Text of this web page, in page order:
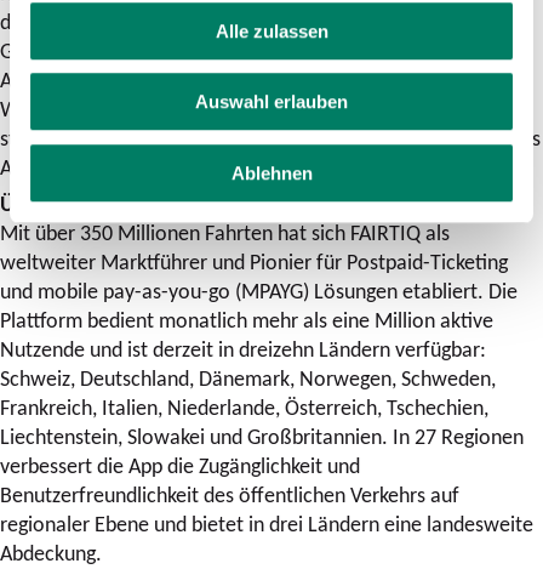
Alle zulassen
Auswahl erlauben
Ablehnen
datengestützten Erkenntnissen verbinden, machen wir aus
Gelegenheitsfahrgästen loyale Stammkunden. Diese
Auszeichnung bestätigt, dass Einfachheit ein entscheidender
Wachstumstreiber für den öffentlichen Verkehrs ist. Wir sind
stolz, dass wir in dieser neu geschaffenen Kategorie ein erstes
Ausrufezeichen setzen konnten.“
Über FAIRTIQ
Mit über 350 Millionen Fahrten hat sich FAIRTIQ als
weltweiter Marktführer und Pionier für Postpaid-Ticketing
und mobile pay-as-you-go (MPAYG) Lösungen etabliert. Die
Plattform bedient monatlich mehr als eine Million aktive
Nutzende und ist derzeit in dreizehn Ländern verfügbar:
Schweiz, Deutschland, Dänemark, Norwegen, Schweden,
Frankreich, Italien, Niederlande, Österreich, Tschechien,
Liechtenstein, Slowakei und Großbritannien. In 27 Regionen
verbessert die App die Zugänglichkeit und
Benutzerfreundlichkeit des öffentlichen Verkehrs auf
regionaler Ebene und bietet in drei Ländern eine landesweite
Abdeckung.